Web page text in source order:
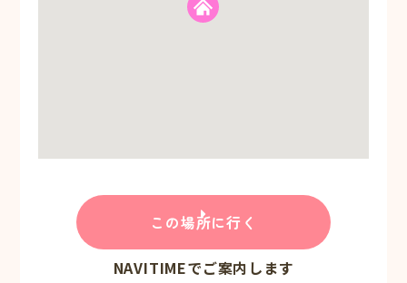
この場所に行く
NAVITIMEでご案内します